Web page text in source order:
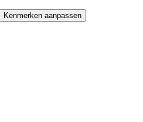
Kenmerken aanpassen